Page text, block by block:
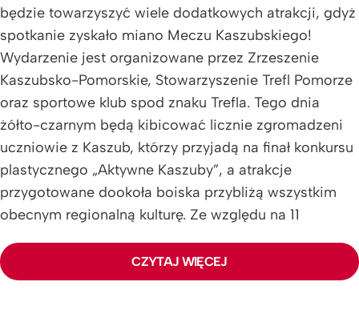
będzie towarzyszyć wiele dodatkowych atrakcji, gdyż
spotkanie zyskało miano Meczu Kaszubskiego!
Wydarzenie jest organizowane przez Zrzeszenie
Kaszubsko-Pomorskie, Stowarzyszenie Trefl Pomorze
oraz sportowe klub spod znaku Trefla. Tego dnia
żółto-czarnym będą kibicować licznie zgromadzeni
uczniowie z Kaszub, którzy przyjadą na finał konkursu
plastycznego „Aktywne Kaszuby”, a atrakcje
przygotowane dookoła boiska przybliżą wszystkim
obecnym regionalną kulturę. Ze względu na 11
także biało-czerwonych elementów oprawy.
Dodatkowym smaczkiem jest powrót do Trójmiasta
CZYTAJ WIĘCEJ